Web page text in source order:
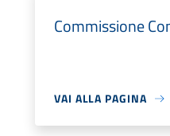
Commissione
VAI ALLA PAGINA